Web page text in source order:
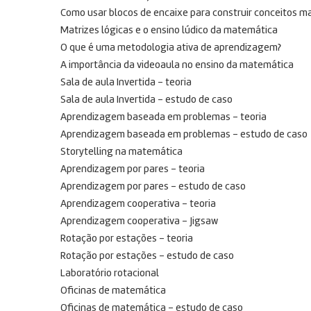
Como usar blocos de encaixe para construir conceitos
Matrizes lógicas e o ensino lúdico da matemática
O que é uma metodologia ativa de aprendizagem?
A importância da videoaula no ensino da matemática
Sala de aula Invertida – teoria
Sala de aula Invertida – estudo de caso
Aprendizagem baseada em problemas – teoria
Aprendizagem baseada em problemas – estudo de caso
Storytelling na matemática
Aprendizagem por pares – teoria
Aprendizagem por pares – estudo de caso
Aprendizagem cooperativa – teoria
Aprendizagem cooperativa – Jigsaw
Rotação por estações – teoria
Rotação por estações – estudo de caso
Laboratório rotacional
Oficinas de matemática
Oficinas de matemática – estudo de caso